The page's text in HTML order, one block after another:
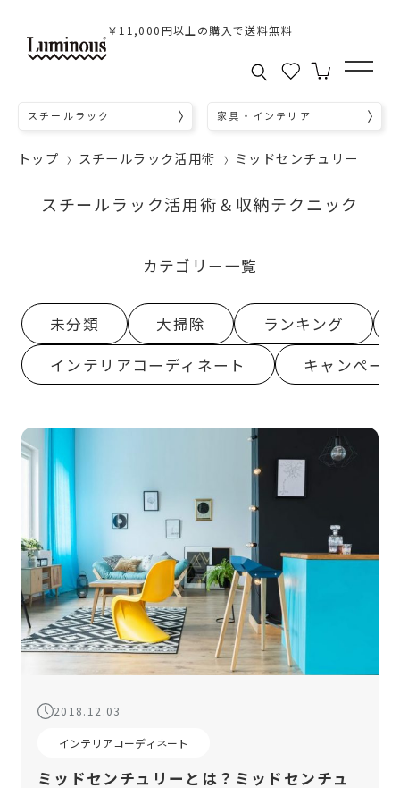
￥11,000円以上の購入で送料無料
スチールラック 家具・インテリア
トップ スチールラック活用術 ミッドセンチュリー
スチールラック活用術＆収納テクニック
カテゴリー一覧
未分類 大掃除
ランキング
インテリアコーディネート
キャンペー
2018.12.03
インテリアコーディネート
ミッドセンチュリーとは？ミッドセンチュ